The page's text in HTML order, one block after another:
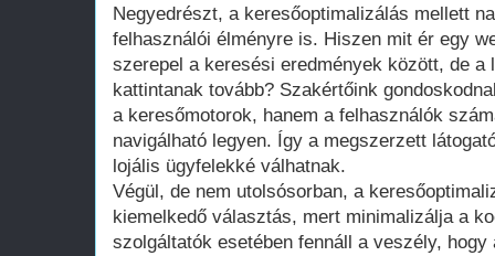
Negyedrészt, a keresőoptimalizálás mellett
felhasználói élményre is. Hiszen mit ér egy
szerepel a keresési eredmények között, de a
kattintanak tovább? Szakértőink
a keresőmotorok, hanem a felhasználók
navigálható legyen. Így a megszerzett
lojális ügyfelekké válhatnak.
Végül, de nem utolsósorban, a
kiemelkedő választás, mert minimalizálja a
szolgáltatók esetében fennáll a veszély,